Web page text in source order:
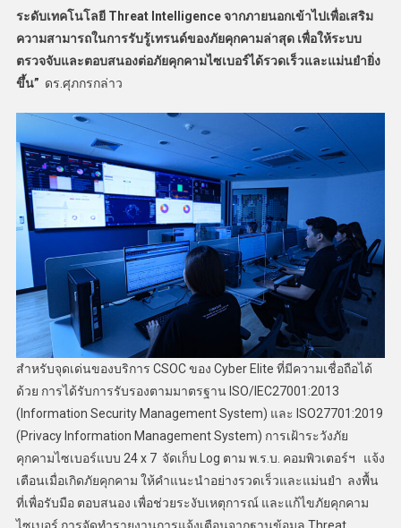
ระดับเทคโนโลยี Threat Intelligenceจากภายนอกเข้าไปเพื่อเสริม
ความสามารถในการรับรู้เทรนด์ของภัยคุกคามล่าสุด เพื่อให้ระบบ
ตรวจจับและตอบสนองต่อภัยคุกคามไซเบอร์ได้รวดเร็วและแม่นยำยิ่ง
ขึ้น” ดร.ศุภกรกล่าว
สำหรับจุดเด่นของบริการ CSOC ของ Cyber Elite ที่มีความเชื่อถือได้
ด้วย การได้รับการรับรองตามมาตรฐาน ISO/IEC27001:2013
(Information Security Management System) และ ISO27701:2019
(Privacy Information Management System) การเฝ้าระวังภัย
คุกคามไซเบอร์แบบ 24 x 7 จัดเก็บ Log ตาม พ.ร.บ. คอมพิวเตอร์ฯ แจ้ง
เตือนเมื่อเกิดภัยคุกคาม ให้คำแนะนำอย่างรวดเร็วและแม่นยำ ลงพื้น
ที่เพื่อรับมือ ตอบสนอง เพื่อช่วยระงับเหตุการณ์ และแก้ไขภัยคุกคาม